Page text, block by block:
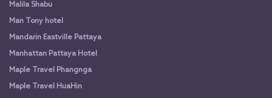
Malila Shabu
Man Tony hotel
Mandarin Eastville Pattaya
Manhattan Pattaya Hotel
Maple Travel Phangnga
Maple Travel HuaHin